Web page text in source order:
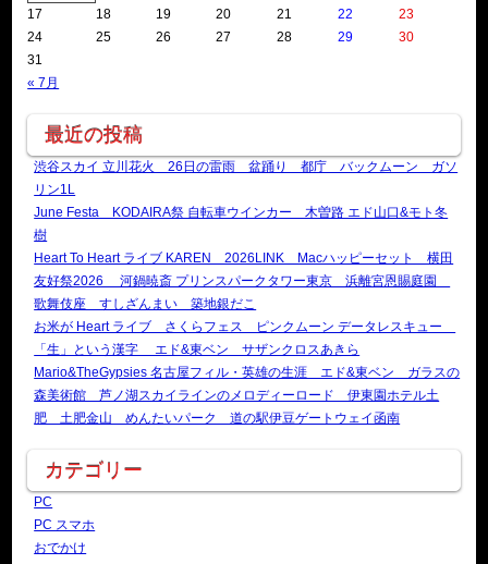
« 7月
17
18 19 20 21 22
23
24
25 26 27 28 29
30
31
最近の投稿
渋谷スカイ 立川花火 26日の雷雨 盆踊り 都庁 バックムーン ガソ
リン1L
June Festa KODAIRA祭 自転車ウインカー 木曽路 エド山口&モト冬
樹
Heart To Heart ライブ KAREN 2026LINK Macハッピーセット 横田
友好祭2026 河鍋暁斎 プリンスパークタワー東京 浜離宮恩賜庭園
歌舞伎座 すしざんまい 築地銀だこ
お米が Heart ライブ さくらフェス ピンクムーン データレスキュー
「生」という漢字 エド&東ベン サザンクロスあきら
Mario&TheGypsies 名古屋フィル・英雄の生涯 エド&東ベン ガラスの
森美術館 芦ノ湖スカイラインのメロディーロード 伊東園ホテル土
肥 土肥金山 めんたいパーク 道の駅伊豆ゲートウェイ函南
カテゴリー
PC
PC スマホ
おでかけ